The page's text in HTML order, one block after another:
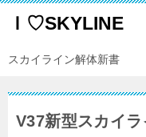
Ｉ♡SKYLINE
スカイライン解体新書
V37新型スカイ